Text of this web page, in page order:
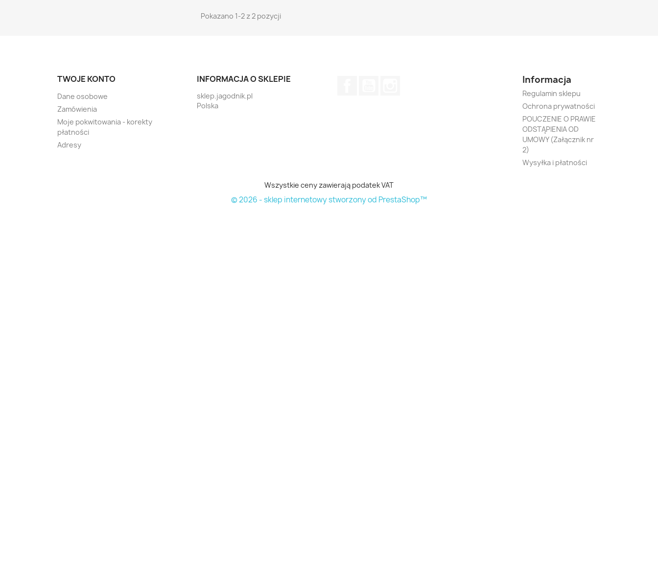
Pokazano 1-2 z 2 pozycji
TWOJE KONTO
Dane osobowe
Zamówienia
Moje pokwitowania - korekty
płatności
Adresy
INFORMACJA O SKLEPIE
sklep.jagodnik.pl
Polska
Informacja
Regulamin sklepu
Ochrona prywatności
POUCZENIE O PRAWIE
ODSTĄPIENIA OD
UMOWY (Załącznik nr
2)
Wysyłka i płatności
Wszystkie ceny zawierają podatek VAT
© 2026 - sklep internetowy stworzony od PrestaShop™